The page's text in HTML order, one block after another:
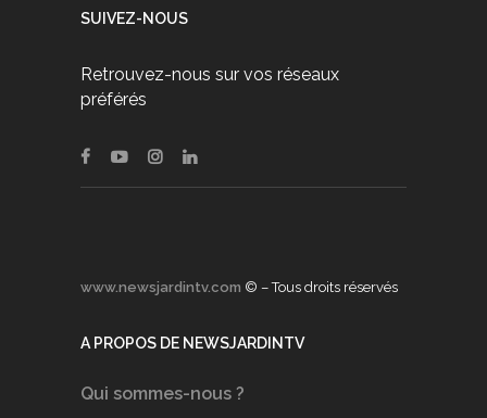
SUIVEZ-NOUS
Retrouvez-nous sur vos réseaux
préférés
www.newsjardintv.com © – Tous droits réservés
A PROPOS DE NEWSJARDINTV
Qui sommes-nous ?